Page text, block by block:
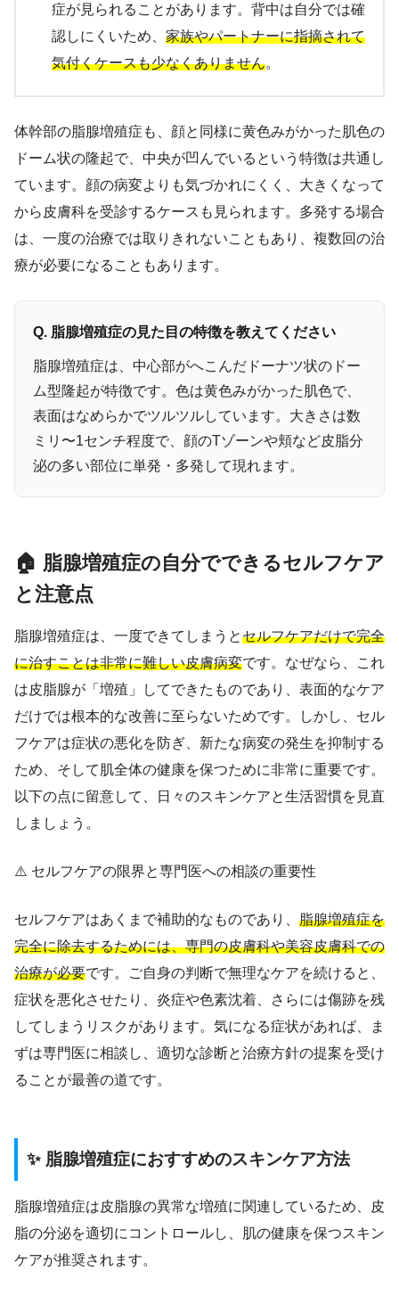
症が見られることがあります。背中は自分では確
認しにくいため、 家族やパートナーに指摘されて
気付くケースも少なくありません。
体幹部の脂腺増殖症も、顔と同様に黄色みがかった肌色の
ドーム状の隆起で、中央が凹んでいるという特徴は共通し
ています。顔の病変よりも気づかれにくく、大きくなって
から皮膚科を受診するケースも見られます。多発する場合
は、一度の治療では取りきれないこともあり、複数回の治
療が必要になることもあります。
Q. 脂腺増殖症の見た目の特徴を教えてください
脂腺増殖症は、中心部がへこんだドーナツ状のドー
ム型隆起が特徴です。色は黄色みがかった肌色で、
表面はなめらかでツルツルしています。大きさは数
ミリ〜1センチ程度で、顔のTゾーンや頬など皮脂分
泌の多い部位に単発・多発して現れます。
🏠 脂腺増殖症の自分でできるセルフケア
と注意点
脂腺増殖症は、一度できてしまうとセルフケアだけで完全
に治すことは非常に難しい皮膚病変です。なぜなら、これ
は皮脂腺が「増殖」してできたものであり、表面的なケア
だけでは根本的な改善に至らないためです。しかし、セル
フケアは症状の悪化を防ぎ、新たな病変の発生を抑制する
ため、そして肌全体の健康を保つために非常に重要です。
以下の点に留意して、日々のスキンケアと生活習慣を見直
しましょう。
⚠️ セルフケアの限界と専門医への相談の重要性
セルフケアはあくまで補助的なものであり、 脂腺増殖症を
完全に除去するためには、専門の皮膚科や美容皮膚科での
治療が必要です。ご自身の判断で無理なケアを続けると、
症状を悪化させたり、炎症や色素沈着、さらには傷跡を残
してしまうリスクがあります。気になる症状があれば、ま
ずは専門医に相談し、適切な診断と治療方針の提案を受け
ることが最善の道です。
✨ 脂腺増殖症におすすめのスキンケア方法
脂腺増殖症は皮脂腺の異常な増殖に関連しているため、皮
脂の分泌を適切にコントロールし、肌の健康を保つスキン
ケアが推奨されます。